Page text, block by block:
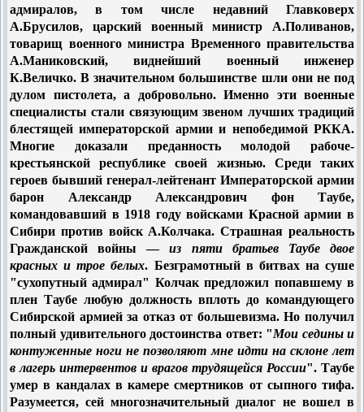
адмиралов, в том числе недавний Главковерх
А.Брусилов, царский военный министр А.Поливанов,
товарищ военного министра Временного правительства
А.Маниковский, виднейший военный инженер
К.Величко. В значительном большинстве шли они не под
дулом пистолета, а добровольно. Именно эти военные
специалисты стали связующим звеном лучших традиций
блестящей императорской армии и непобедимой РККА.
Многие доказали преданность молодой рабоче-
крестьянской республике своей жизнью. Среди таких
героев бывший генерал-лейтенант Императорской армии
барон Александр Александрович фон Таубе,
командовавший в 1918 году войсками Красной армии в
Сибири против войск А.Колчака. Страшная реальность
Гражданской войны —из пяти братьев Таубе двое
красных и трое белых. Безграмотный в битвах на суше
"сухопутный адмирал" Колчак предложил попавшему в
плен Таубе любую должность вплоть до командующего
Сибирской армией за отказ от большевизма. Но получил
полный удивительного достоинства ответ: "Мои седины и
контуженные ноги не позволяют мне идти на склоне лет
в лагерь интервентов и врагов трудящейся России". Таубе
умер в кандалах в камере смертников от сыпного тифа.
Разумеется, сей многозначительный диалог не вошел в